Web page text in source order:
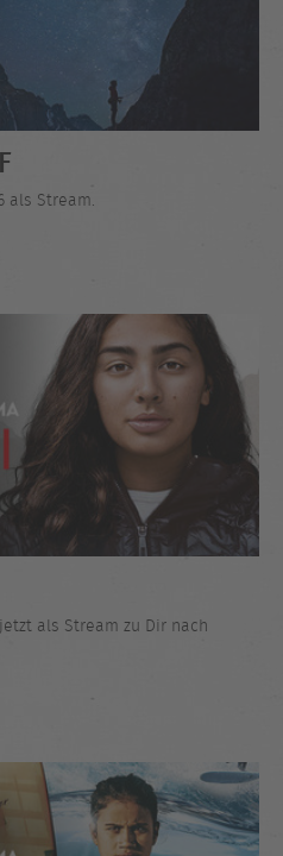
als Stream.
als Stream zu Dir nach